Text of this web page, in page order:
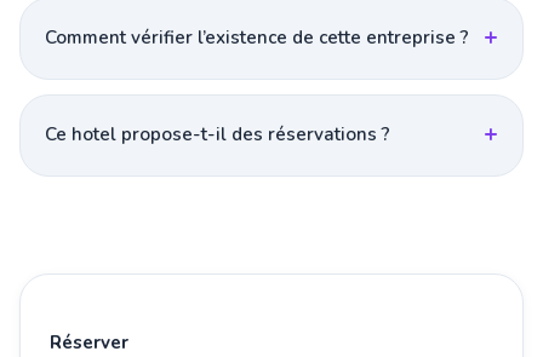
Comment vérifier l’existence de cette entreprise ?
Ce hotel propose-t-il des réservations ?
Réserver